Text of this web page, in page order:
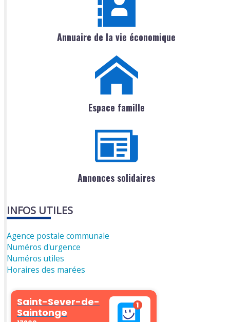
Annuaire de la vie économique
Espace famille
Annonces solidaires
INFOS UTILES
Agence postale communale
Numéros d'urgence
Numéros utiles
Horaires des marées